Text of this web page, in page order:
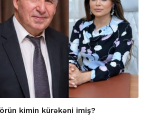
kimin kürəkəni imiş?